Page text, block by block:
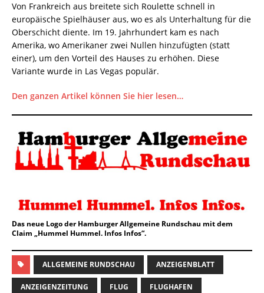
Von Frankreich aus breitete sich Roulette schnell in
europäische Spielhäuser aus, wo es als Unterhaltung für die
Oberschicht diente. Im 19. Jahrhundert kam es nach
Amerika, wo Amerikaner zwei Nullen hinzufügten (statt
einer), um den Vorteil des Hauses zu erhöhen. Diese
Variante wurde in Las Vegas populär.
Den ganzen Artikel können Sie hier lesen…
Das neue Logo der Hamburger Allgemeine Rundschau mit dem
Claim „Hummel Hummel. Infos Infos“.
ALLGEMEINE RUNDSCHAU ANZEIGENBLATT
ANZEIGENZEITUNG FLUG FLUGHAFEN